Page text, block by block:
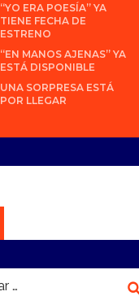
“YO ERA POESÍA” YA
TIENE FECHA DE
ESTRENO
“EN MANOS AJENAS” YA
ESTÁ DISPONIBLE
UNA SORPRESA ESTÁ
POR LLEGAR